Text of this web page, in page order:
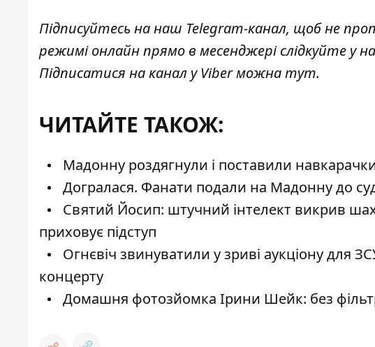
Підписуйтесь на наш Telegram-канал, щоб не
режимі онлайн прямо в месенджері слідкуйте у
Підписатися на канал у Viber можнатут.
ЧИТАЙТЕ ТАКОЖ:
Мадонну роздягнули і поставили
Догралася. Фанати подали на Мадонну до
Святий Йосип: штучний інтелект викрив
приховує підступ
Огнєвіч звинуватили у зриві аукціону для
концерту
Домашня фотозйомка Ірини Шейк: без